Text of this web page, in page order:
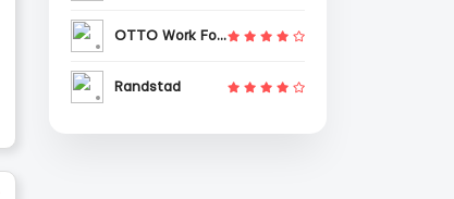
OTTO Work Force
Randstad